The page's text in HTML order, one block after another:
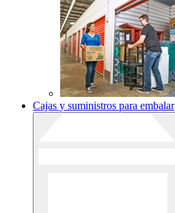
Cajas y suministros para embalar